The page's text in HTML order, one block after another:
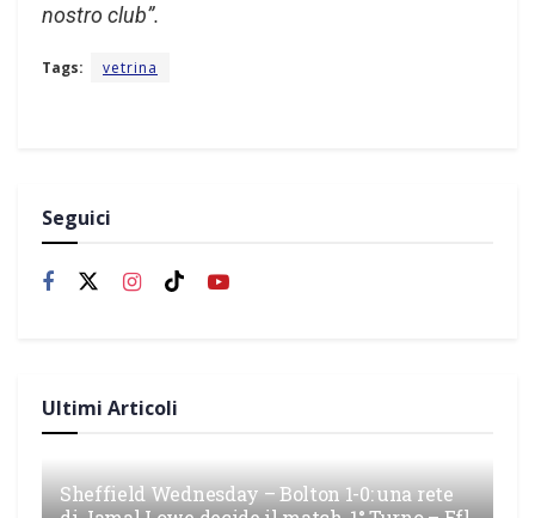
nostro club”.
Tags: vetrina
Seguici
Ultimi Articoli
Sheffield Wednesday – Bolton 1-0: una rete